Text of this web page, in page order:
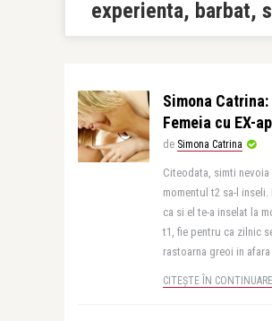
experienta, barbat,
Simona Catrina:
Femeia cu EX-
de Simona Catrina
Citeodata, simti nevoia
momentul t2 sa-l inseli.
ca si el te-a inselat la
t1, fie pentru ca zilnic
rastoarna greoi in afara
CITEȘTE ÎN CONTINUARE